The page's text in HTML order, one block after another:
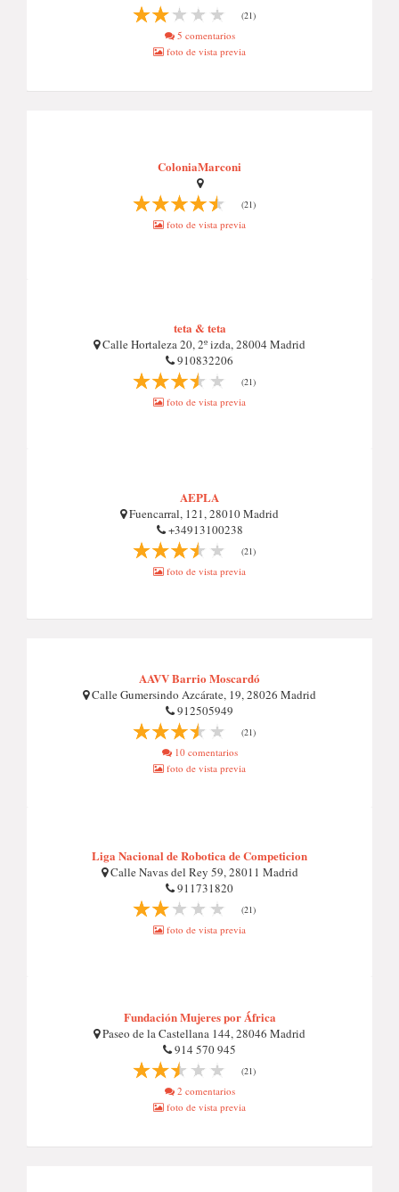
(21)
5 comentarios
foto de vista previa
ColoniaMarconi
(21)
foto de vista previa
teta & teta
Calle Hortaleza 20, 2º izda, 28004 Madrid
910832206
(21)
foto de vista previa
AEPLA
Fuencarral, 121, 28010 Madrid
+34913100238
(21)
foto de vista previa
AAVV Barrio Moscardó
Calle Gumersindo Azcárate, 19, 28026 Madrid
912505949
(21)
10 comentarios
foto de vista previa
Liga Nacional de Robotica de Competicion
Calle Navas del Rey 59, 28011 Madrid
911731820
(21)
foto de vista previa
Fundación Mujeres por África
Paseo de la Castellana 144, 28046 Madrid
914 570 945
(21)
2 comentarios
foto de vista previa